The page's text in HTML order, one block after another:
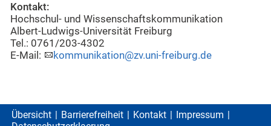
Kontakt:
Hochschul- und Wissenschaftskommunikation
Albert-Ludwigs-Universität Freiburg
Tel.: 0761/203-4302
E-Mail:
kommunikation@zv.uni-freiburg.de
Übersicht Barrierefreiheit Kontakt
Impressum